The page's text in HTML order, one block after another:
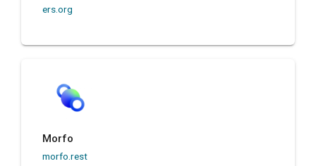
ers.org
Morfo
morfo.rest